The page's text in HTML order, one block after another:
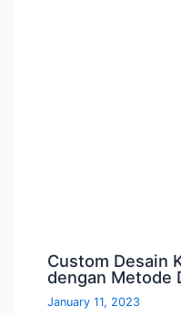
Custom Desain
dengan Metode
January 11, 2023